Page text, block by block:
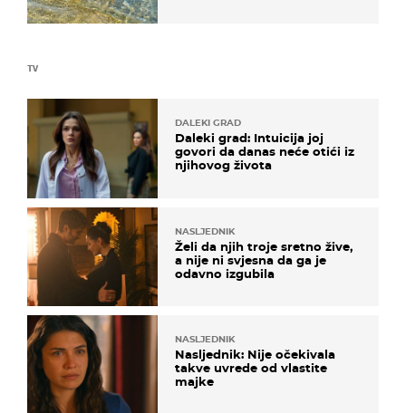
TV
DALEKI GRAD
Daleki grad: Intuicija joj
govori da danas neće otići iz
njihovog života
NASLJEDNIK
Želi da njih troje sretno žive,
a nije ni svjesna da ga je
odavno izgubila
NASLJEDNIK
Nasljednik: Nije očekivala
takve uvrede od vlastite
majke